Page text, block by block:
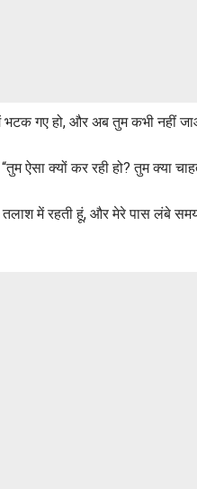
भटक गए हो, और अब तुम कभी नहीं
ऐसा क्यों कर रही हो? तुम क्या
में रहती हूं, और मेरे पास लंबे